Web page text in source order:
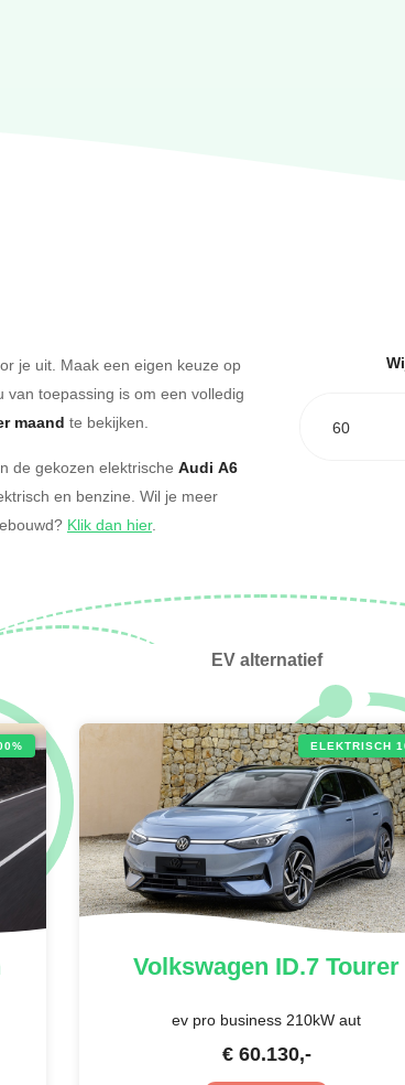
je uit. Maak een eigen keuze op
van toepassing is om een volledig
maand te bekijken.
de gekozen elektrische Audi A6
en benzine. Wil je meer
Klik dan hier.
60
EV alternatief
ELEKTRISCH
Volkswagen ID.7 Tourer
ev pro business 210kW aut
€ 60.130,-